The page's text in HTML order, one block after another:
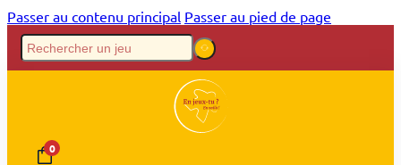
Passer au contenu principal Passer au pied de page
0